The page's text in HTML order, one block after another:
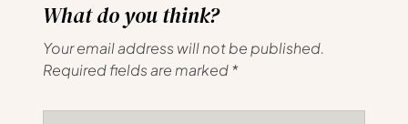
What do you think?
Your email address will not be published.
Required fields are marked*